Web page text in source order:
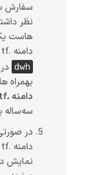
سفارش
نظر
هاست
دامنه .tf می‌توانید با استفاده درج کد تخفیف
dwh
بهمراه هاست از
دامنه .tf ارزان
سه‌ساله
در
نمایش